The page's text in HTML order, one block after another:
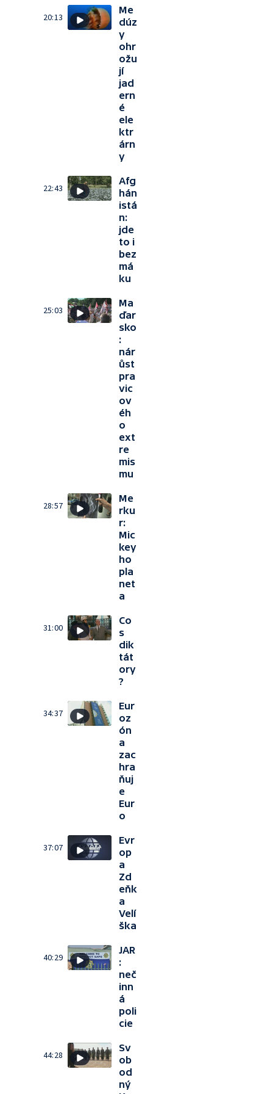
20:13
Me
dúz
y
ohr
ožu
jí
jad
ern
é
ele
ktr
árn
y
22:43
Afg
hán
istá
n:
jde
to i
bez
má
ku
25:03
Ma
ďar
sko
:
nár
ůst
pra
vic
ov
éh
o
ext
re
mis
mu
28:57
Me
rku
r:
Mic
key
ho
pla
net
a
31:00
Co
s
dik
tát
ory
?
34:37
Eur
oz
ón
a
zac
hra
ňuj
e
Eur
o
37:07
Evr
op
a
Zd
eňk
a
Velí
ška
40:29
JAR
:
neč
inn
á
poli
cie
44:28
Sv
ob
od
ný